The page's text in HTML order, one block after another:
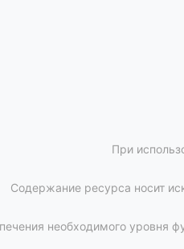
При
Содержание ресурса носит
необходимого уровня